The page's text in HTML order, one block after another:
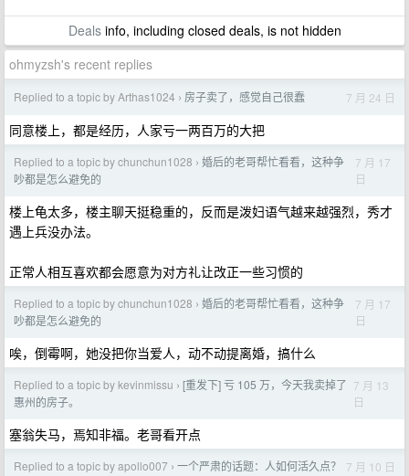
Dealsinfo, including closed deals, is not hidden
ohmyzsh's recent replies
Replied to a topic by Arthas1024 › 房子卖了，感觉自己很蠢 7 月 24 日
同意楼上，都是经历，人家亏一两百万的大把
Replied to a topic by chunchun1028 › 婚后的老哥帮忙看看，这种争
吵都是怎么避免的
7 月 17
日
楼上龟太多，楼主聊天挺稳重的，反而是泼妇语气越来越强烈，秀才
遇上兵没办法。
正常人相互喜欢都会愿意为对方礼让改正一些习惯的
Replied to a topic by chunchun1028 › 婚后的老哥帮忙看看，这种争
吵都是怎么避免的
7 月 17
日
唉，倒霉啊，她没把你当爱人，动不动提离婚，搞什么
Replied to a topic by kevinmissu › [重发下] 亏 105 万，今天我卖掉了
惠州的房子。
7 月 13
日
塞翁失马，焉知非福。老哥看开点
Replied to a topic by apollo007 › 一个严肃的话题：人如何活久点？ 7 月 10 日